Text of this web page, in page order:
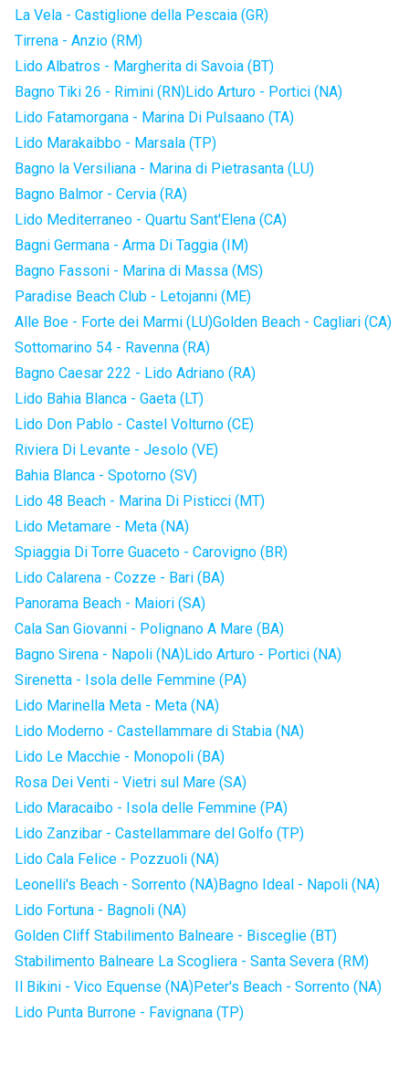
La Vela - Castiglione della Pescaia (GR)
Tirrena - Anzio (RM)
Lido Albatros - Margherita di Savoia (BT)
Bagno Tiki 26 - Rimini (RN)Lido Arturo - Portici (NA)
Lido Fatamorgana - Marina Di Pulsaano (TA)
Lido Marakaibbo - Marsala (TP)
Bagno la Versiliana - Marina di Pietrasanta (LU)
Bagno Balmor - Cervia (RA)
Lido Mediterraneo - Quartu Sant'Elena (CA)
Bagni Germana - Arma Di Taggia (IM)
Bagno Fassoni - Marina di Massa (MS)
Paradise Beach Club - Letojanni (ME)
Alle Boe - Forte dei Marmi (LU)Golden Beach - Cagliari (CA)
Sottomarino 54 - Ravenna (RA)
Bagno Caesar 222 - Lido Adriano (RA)
Lido Bahia Blanca - Gaeta (LT)
Lido Don Pablo - Castel Volturno (CE)
Riviera Di Levante - Jesolo (VE)
Bahia Blanca - Spotorno (SV)
Lido 48 Beach - Marina Di Pisticci (MT)
Lido Metamare - Meta (NA)
Spiaggia Di Torre Guaceto - Carovigno (BR)
Lido Calarena - Cozze - Bari (BA)
Panorama Beach - Maiori (SA)
Cala San Giovanni - Polignano A Mare (BA)
Bagno Sirena - Napoli (NA)Lido Arturo - Portici (NA)
Sirenetta - Isola delle Femmine (PA)
Lido Marinella Meta - Meta (NA)
Lido Moderno - Castellammare di Stabia (NA)
Lido Le Macchie - Monopoli (BA)
Rosa Dei Venti - Vietri sul Mare (SA)
Lido Maracaibo - Isola delle Femmine (PA)
Lido Zanzibar - Castellammare del Golfo (TP)
Lido Cala Felice - Pozzuoli (NA)
Leonelli's Beach - Sorrento (NA)Bagno Ideal - Napoli (NA)
Lido Fortuna - Bagnoli (NA)
Golden Cliff Stabilimento Balneare - Bisceglie (BT)
Stabilimento Balneare La Scogliera - Santa Severa (RM)
Il Bikini - Vico Equense (NA)Peter's Beach - Sorrento (NA)
Lido Punta Burrone - Favignana (TP)